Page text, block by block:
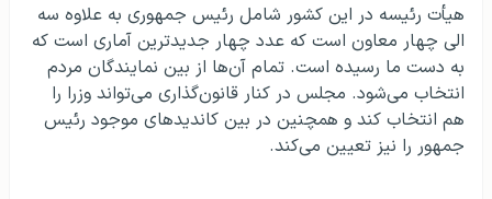
هیأت رئیسه در این کشور شامل رئیس جمهوری به علاوه سه
الی چهار معاون است که عدد چهار جدیدترین آماری است که
به دست ما رسیده است. تمام آن‌ها از بین نمایندگان مردم
انتخاب می‌شود. مجلس در کنار قانون‌گذاری می‌تواند وزرا را
هم انتخاب کند و همچنین در بین کاندیدهای موجود رئیس
جمهور را نیز تعیین می‌کند.